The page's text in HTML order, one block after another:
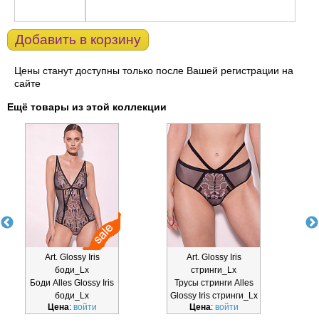
Добавить в корзину
Цены станут доступны только после Вашей регистрации на
сайте
Ещё товары из этой коллекции
Art. Glossy Iris
боди_Lx
Боди Alles Glossy Iris
боди_Lx
Цена: войти
Art. Glossy Iris
стринги_Lx
Трусы стринги Alles
Glossy Iris стринги_Lx
Цена: войти